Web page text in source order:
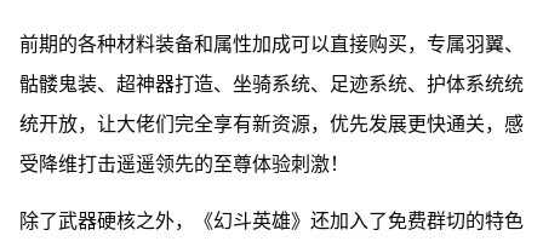
前期的各种材料装备和属性加成可以直接购买，专属羽翼、
骷髅鬼装、超神器打造、坐骑系统、足迹系统、护体系统统
统开放，让大佬们完全享有新资源，优先发展更快通关，感
受降维打击遥遥领先的至尊体验刺激！
除了武器硬核之外，《幻斗英雄》还加入了免费群切的特色